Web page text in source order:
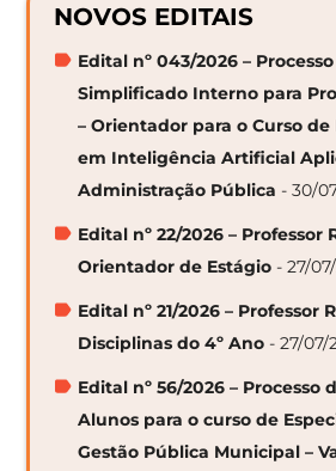
NOVOS EDITAIS
Edital nº 043/2026 –
Simplificado Interno para
– Orientador para o Curso de
em Inteligência Artificial
Administração Pública - 30/
Edital nº 22/2026 – Professor
Orientador de Estágio - 27/
Edital nº 21/2026 – Professor
Disciplinas do 4º Ano - 27/07/
Edital nº 56/2026 – Processo
Alunos para o curso de
Gestão Pública Municipal –